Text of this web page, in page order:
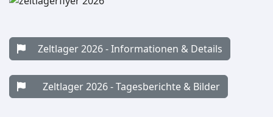
Zeltlager 2026 - Informationen & Details
Zeltlager 2026 - Tagesberichte & Bilder